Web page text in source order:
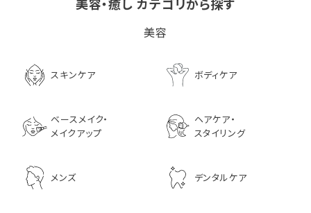
LPLP（ルプルプ） エッ
センスカラートリートメン
美容・癒し カテゴリから探す
美容
スキンケア ボディケア
ベースメイク・
メイクアップ
ヘアケア・
スタイリング
メンズ デンタルケア